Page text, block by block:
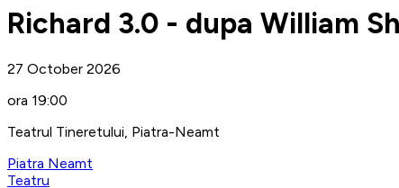
Richard 3.0 - dupa William
27 October 2026
ora 19:00
Teatrul Tineretului, Piatra-Neamt
Piatra Neamt
Teatru